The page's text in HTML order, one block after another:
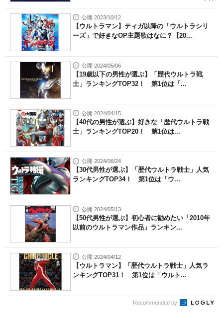
公開 2023/10/12
【ウルトラマン】ティガ以降の「ウルトラシリ
ーズ」で好きなOP主題歌はなに？【20...
公開 2024/05/06
【19歳以下の男性が選ぶ】「歴代ウルトラ戦
士」ランキングTOP32！ 第1位は「...
公開 2024/04/15
【40代の男性が選ぶ】好きな「歴代ウルトラ戦
士」ランキングTOP20！ 第1位は...
公開 2024/06/24
【30代男性が選ぶ】「歴代ウルトラ戦士」人気
ランキングTOP34！ 第1位は「ウ...
公開 2024/05/13
【50代男性が選ぶ】初心者に勧めたい「2010年
以前のウルトラマン作品」ランキン...
公開 2024/04/12
【ウルトラマン】「歴代ウルトラ戦士」人気ラ
ンキングTOP31！ 第1位は「ウルト...
Recommended by